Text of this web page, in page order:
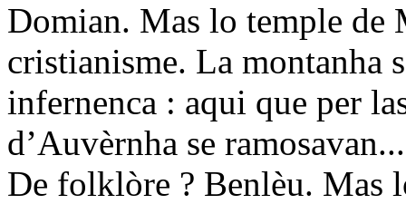
Domian. Mas lo temple de
cristianisme. La montanha
infernenca : aqui que per
d’Auvèrnha se ramosavan...
De folklòre ? Benlèu. Mas